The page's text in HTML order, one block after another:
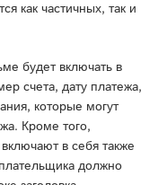
как частичных, так и
будет включать в
счета, дату платежа,
которые могут
Кроме того,
в себя также
должно